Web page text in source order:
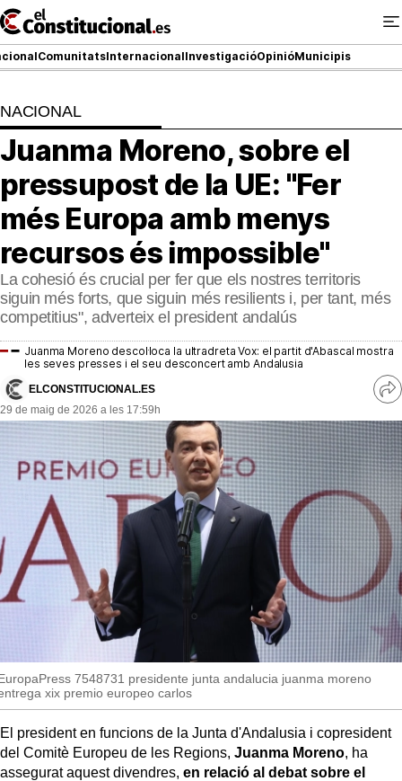
Ir
al
contenido
ComunitatsInternacionalInvestigacióOpinióMunicipis
NACIONAL
ElConstitucional TV
MésQueTele
ElConstitucional +
MésQueEstil
MésQuePartits
MésQueSuccessos
MésQueMercats
JudiciExprés
INVESTIGACIÓ
INTERNACIONAL
OPINIÓ
NACIONAL
Juanma Moreno, sobre el
pressupost de la UE: "Fer
més Europa amb menys
recursos és impossible"
La cohesió és crucial per fer que els nostres territoris
siguin més forts, que siguin més resilients i, per tant, més
competitius", adverteix el president andalús
Juanma Moreno descol·loca la ultradreta Vox: el partit d'Abascal mostra
les seves presses i el seu desconcert amb Andalusia
ELCONSTITUCIONAL.ES
29 de maig de 2026 a les 17:59h
7548731 presidente junta andalucia juanma moreno
xix premio europeo carlos
El president en funcions de la Junta d'Andalusia i copresident
del Comitè Europeu de les Regions, Juanma Moreno, ha
assegurat aquest divendres, en relació al debat sobre el